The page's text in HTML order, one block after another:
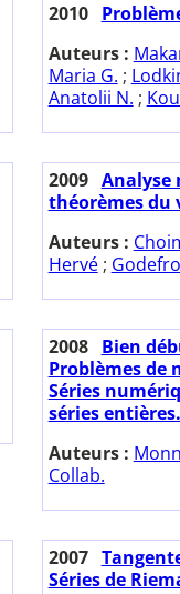
2010
Auteurs :
Maria G. ;
Anatolii N. ;
2009 Analyse
théorèmes du
Auteurs :
Hervé;
2008
Bien
Problèmes de
Séries
séries entières.
Auteurs :
Collab.
2007
Séries de